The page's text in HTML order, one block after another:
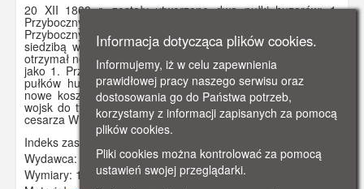
20 XII 1808 r. zostały utworzone dwa pułki huzarów: 1.
Przyboczny Pułk Huzarów (stacjonował w Gołdapi) i 2.
Przyboczny Pułk Huzarów im. Królowej Prus Wiktorii (z
siedzibą w Starogardzie Gd.). Pierwszy z nich 7 V 1817 r.
otrzymał nowy garnizon w Gdańsku. Od 1861 r. określano go
jako 1. Przyboczny Pułk Huzarów Nr. 1 Po połączeniu obu
pułków huzarów przybocznych otrzymały one na garnizon
nowe koszary we Wrzeszczu. Uroczystość wmaszerowania
wojsk do tych koszar odbyła się 14 IX 1901 r. w obecności
cesarza Wilhelma II.
Indeks zasobu:
Wydawca:
Normann Lukowski, Beuthen O. - S.
Wymiary: 138 x 86 mm
Informacja dotycząca plików cookies.
Informujemy, iż w celu zapewnienia
prawidłowej pracy naszego serwisu oraz
dostosowania go do Państwa potrzeb,
korzystamy z informacji zapisanych za pomocą
plików cookies.
Pliki cookies można kontrolować za pomocą
ustawień swojej przeglądarki.